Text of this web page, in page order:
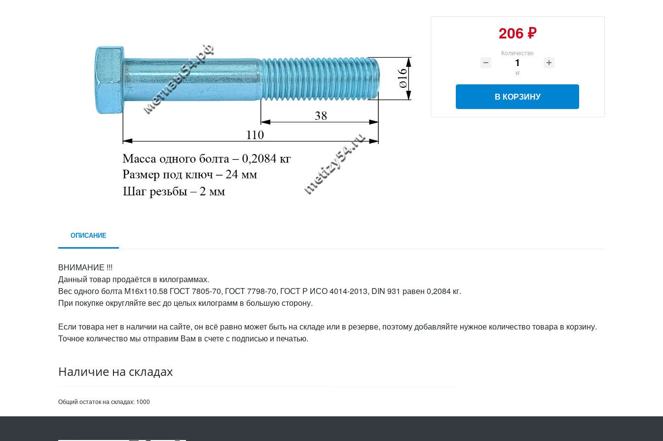
206 ₽
Количество
кг
В КОРЗИНУ
ОПИСАНИЕ
ВНИМАНИЕ !!!
Данный товар продаётся в килограммах.
Вес одного болта М16х110.58 ГОСТ 7805-70, ГОСТ 7798-70, ГОСТ Р ИСО 4014-2013, DIN 931 равен 0,2084 кг.
При покупке округляйте вес до целых килограмм в большую сторону.
Если товара нет в наличии на сайте, он всё равно может быть на складе или в резерве, поэтому добавляйте нужное количество товара в корзину.
Точное количество мы отправим Вам в счете с подписью и печатью.
Наличие на складах
Общий остаток на складах: 1000